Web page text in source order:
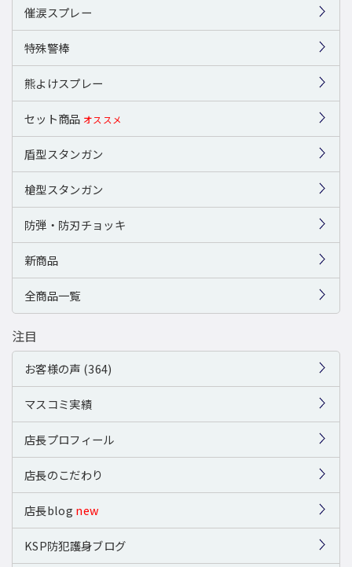
催涙スプレー
特殊警棒
熊よけスプレー
セット商品 オススメ
盾型スタンガン
槍型スタンガン
防弾・防刃チョッキ
新商品
全商品一覧
注目
お客様の声 (364)
マスコミ実績
店長プロフィール
店長のこだわり
店長blog new
KSP防犯護身ブログ